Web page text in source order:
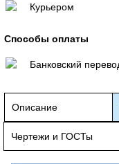
Курьером
Способы оплаты
Банковский
Описание
Чертежи и ГОСТы